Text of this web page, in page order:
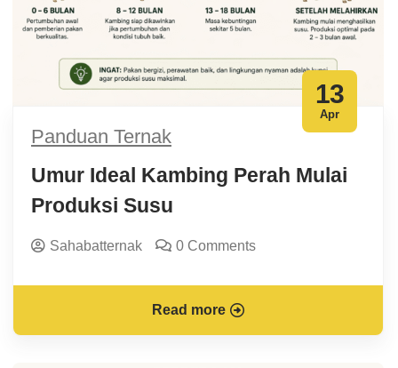
13
Apr
Panduan Ternak
Umur Ideal Kambing Perah Mulai
Produksi Susu
Sahabatternak 0 Comments
Read more